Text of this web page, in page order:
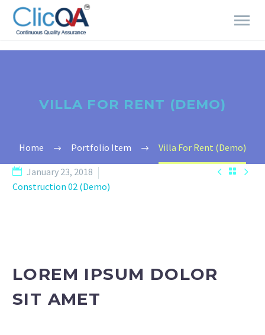
VILLA FOR RENT (DEMO)
Home Portfolio Item Villa For Rent (Demo)
  
January 23, 2018
Construction 02 (Demo)
LOREM IPSUM DOLOR
SIT AMET